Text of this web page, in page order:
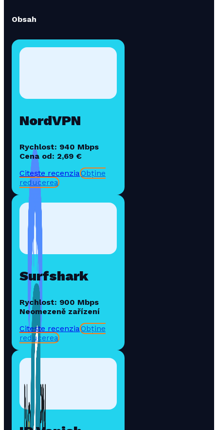
Obsah
NordVPN
Rychlost: 940 Mbps
Cena od: 2,69 €
Citește recenziaObține
reducerea
Surfshark
Rychlost: 900 Mbps
Neomezeně zařízení
Citește recenziaObține
reducerea